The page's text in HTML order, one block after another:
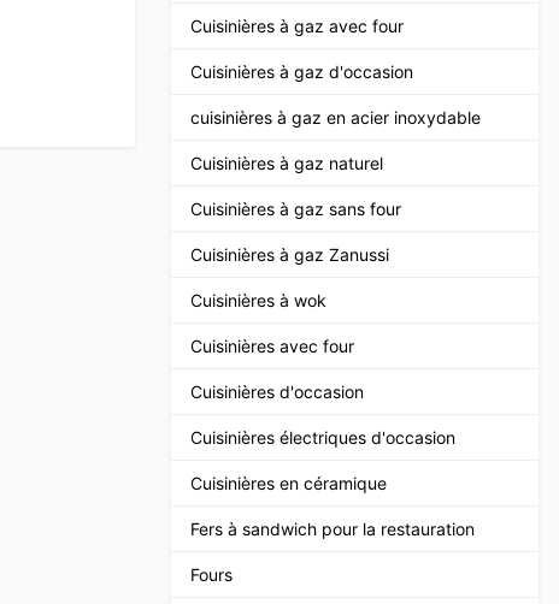
Cuisinières à gaz avec four
Cuisinières à gaz d'occasion
cuisinières à gaz en acier inoxydable
Cuisinières à gaz naturel
Cuisinières à gaz sans four
Cuisinières à gaz Zanussi
Cuisinières à wok
Cuisinières avec four
Cuisinières d'occasion
Cuisinières électriques d'occasion
Cuisinières en céramique
Fers à sandwich pour la restauration
Fours